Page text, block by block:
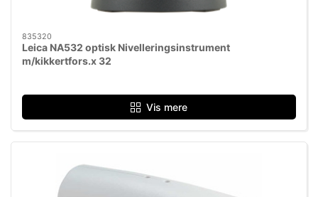
835320
Leica NA532 optisk Nivelleringsinstrument
m/kikkertfors.x 32​
Vis mere